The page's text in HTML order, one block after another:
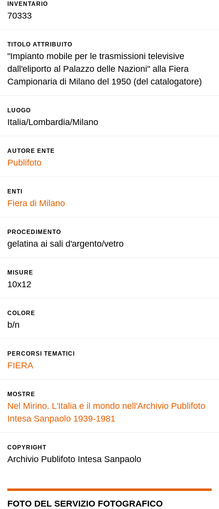
INVENTARIO
70333
TITOLO ATTRIBUITO
"Impianto mobile per le trasmissioni televisive
dall'eliporto al Palazzo delle Nazioni" alla Fiera
Campionaria di Milano del 1950 (del catalogatore)
LUOGO
Italia/Lombardia/Milano
AUTORE ENTE
Publifoto
ENTI
Fiera di Milano
PROCEDIMENTO
gelatina ai sali d'argento/vetro
MISURE
10x12
COLORE
b/n
PERCORSI TEMATICI
FIERA
MOSTRE
Nel Mirino. L'Italia e il mondo nell'Archivio Publifoto
Intesa Sanpaolo 1939-1981
COPYRIGHT
Archivio Publifoto Intesa Sanpaolo
FOTO DEL SERVIZIO FOTOGRAFICO